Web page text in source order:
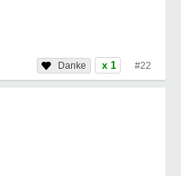
x 1 #22